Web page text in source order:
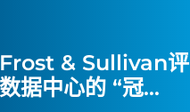
Frost & Sullivan评
据中心的 “冠